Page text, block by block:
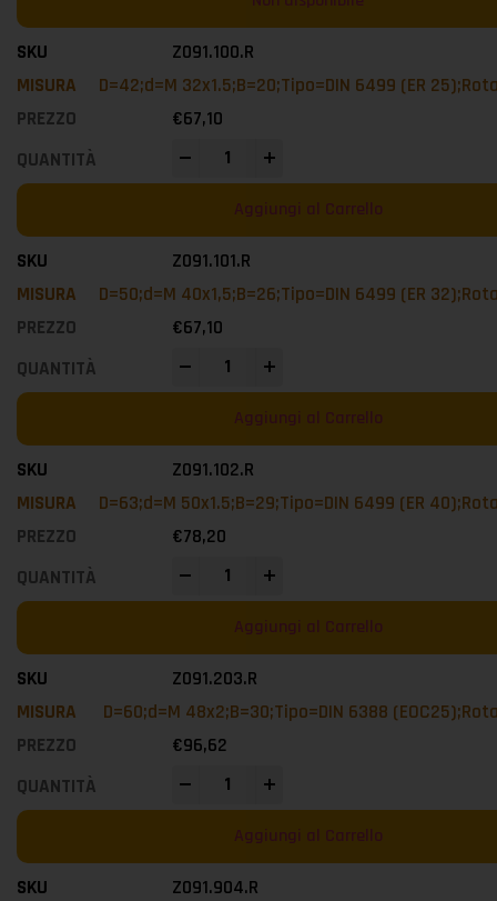
Z091.100.R
D=42;d=M 32x1.5;B=20;Tipo=DIN 6499 (ER
€67,10
Aggiungi al Carrello
Z091.101.R
D=50;d=M 40x1,5;B=26;Tipo=DIN 6499 (ER
€67,10
Aggiungi al Carrello
Z091.102.R
D=63;d=M 50x1.5;B=29;Tipo=DIN 6499 (ER
€78,20
Aggiungi al Carrello
Z091.203.R
D=60;d=M 48x2;B=30;Tipo=DIN 6388
€96,62
Aggiungi al Carrello
Z091.904.R